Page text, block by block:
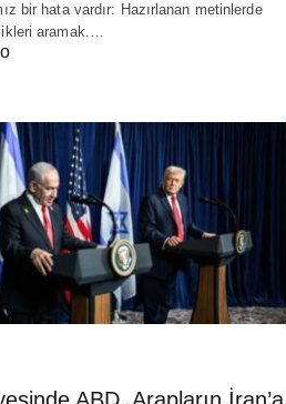
bir hata vardır: Hazırlanan metinlerde
aramak.…
ABD, Arapların İran’a